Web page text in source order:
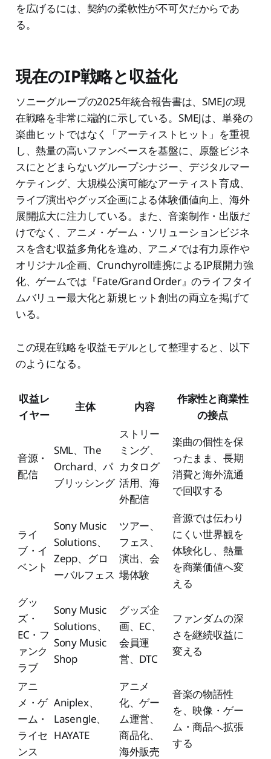
を広げるには、契約の柔軟性が不可欠だからであ
る。
現在のIP戦略と収益化
ソニーグループの2025年統合報告書は、SMEJの現
在戦略を非常に端的に示している。SMEJは、単発の
楽曲ヒットではなく「アーティストヒット」を重視
し、熱量の高いファンベースを基盤に、原盤ビジネ
スにとどまらないグループシナジー、デジタルマー
ケティング、大規模公演可能なアーティスト育成、
ライブ演出やグッズ企画による体験価値向上、海外
展開拡大に注力している。また、音楽制作・出版だ
けでなく、アニメ・ゲーム・ソリューションビジネ
スを含む収益多角化を進め、アニメでは有力原作や
オリジナル企画、Crunchyroll連携によるIP展開力強
化、ゲームでは『Fate/Grand Order』のライフタイ
ムバリュー最大化と新規ヒット創出の両立を掲げて
いる。
この現在戦略を収益モデルとして整理すると、以下
のようになる。
収益レ
イヤー
主体 内容
作家性と商業性
の接点
音源・
配信
SML、The
Orchard、パ
ブリッシング
ストリー
ミング、
カタログ
活用、海
外配信
楽曲の個性を保
ったまま、長期
消費と海外流通
で回収する
ライ
ブ・イ
ベント
Sony Music
Solutions、
Zepp、グロ
ーバルフェス
ツアー、
フェス、
演出、会
場体験
音源では伝わり
にくい世界観を
体験化し、熱量
を商業価値へ変
える
グッ
ズ・
EC・フ
ァンク
ラブ
Sony Music
Solutions、
Sony Music
Shop
グッズ企
画、EC、
会員運
営、DTC
ファンダムの深
さを継続収益に
変える
アニ
メ・ゲ
ーム・
ライセ
ンス
Aniplex、
Lasengle、
HAYATE
アニメ
化、ゲー
ム運営、
商品化、
海外販売
音楽の物語性
を、映像・ゲー
ム・商品へ拡張
する